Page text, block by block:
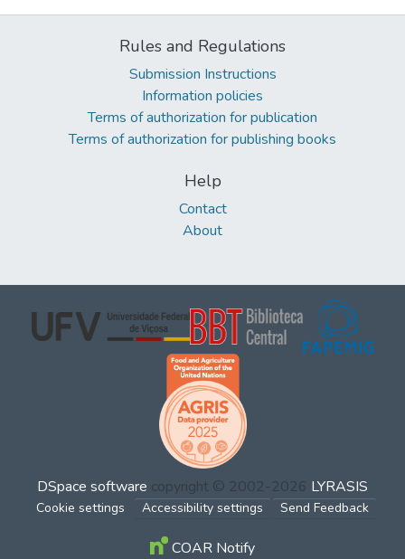
Rules and Regulations
Submission Instructions
Information policies
Terms of authorization for publication
Terms of authorization for publishing books
Help
Contact
About
DSpace software copyright © 2002-2026 LYRASIS
Cookie settings Accessibility settings Send Feedback
COAR Notify